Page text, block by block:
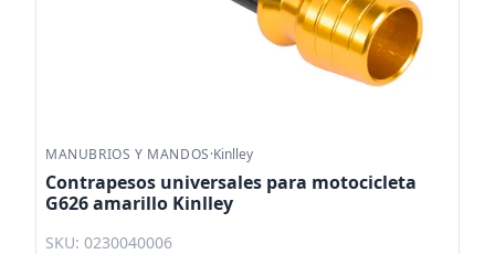
MANUBRIOS Y MANDOS·Kinlley
Contrapesos universales para motocicleta
G626 amarillo Kinlley
SKU: 0230040006